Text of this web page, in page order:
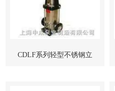
CDLF系列轻型不锈钢立